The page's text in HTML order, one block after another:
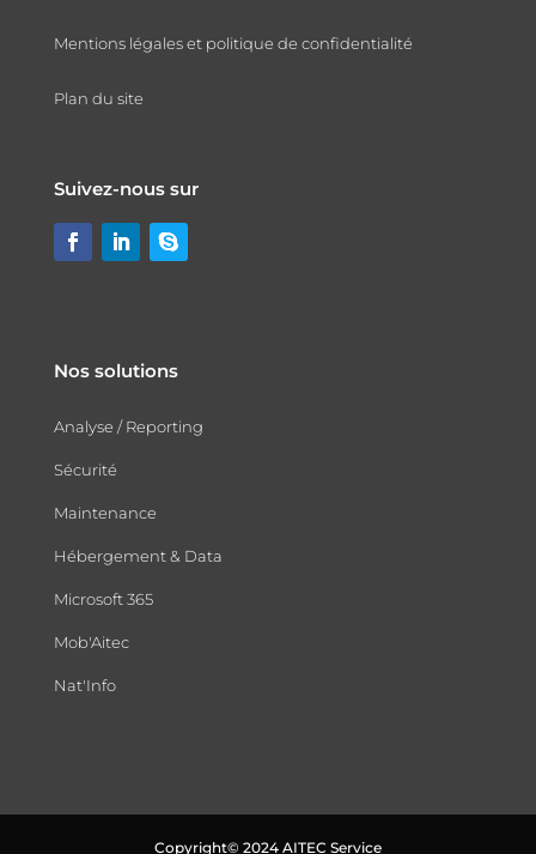
Mentions légales et politique de confidentialité
Plan du site
Suivez-nous sur
Nos solutions
Analyse / Reporting
Sécurité
Maintenance
Hébergement & Data
Microsoft 365
Mob'Aitec
Nat'Info
Copyright© 2024 AITEC Service